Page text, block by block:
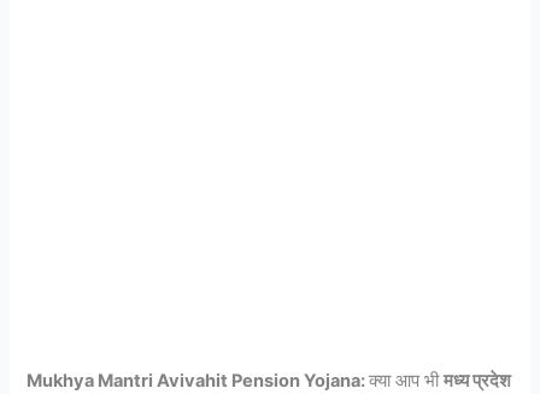
Mukhya Mantri Avivahit Pension Yojana:क्या आप भीमध्य प्रदेश